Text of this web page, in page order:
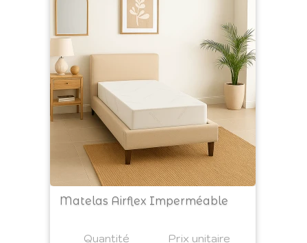
Matelas Airflex Imperméable
Quantité Prix unitaire